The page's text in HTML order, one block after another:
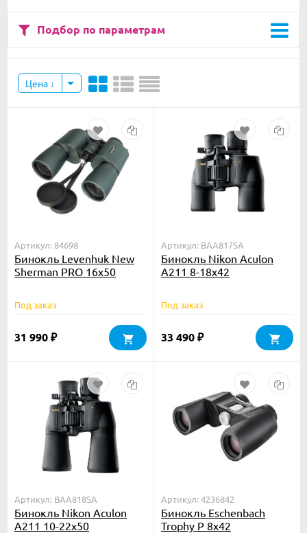
Подбор по параметрам
Цена
Артикул: 84698
Бинокль Levenhuk New
Sherman PRO 16x50
Под заказ
31 990 ₽
Артикул: BAA817SA
Бинокль Nikon Aculon
A211 8-18x42
Под заказ
33 490 ₽
Артикул: BAA818SA
Бинокль Nikon Aculon
A211 10-22x50
Артикул: 4236842
Бинокль Eschenbach
Trophy P 8x42